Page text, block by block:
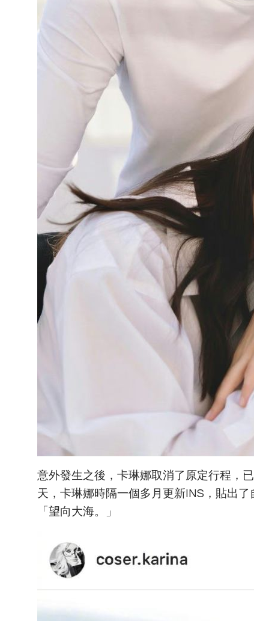
意外發生之後，卡琳娜取消了原定行程，
天，卡琳娜時隔一個多月更新INS，貼出
「望向大海。」